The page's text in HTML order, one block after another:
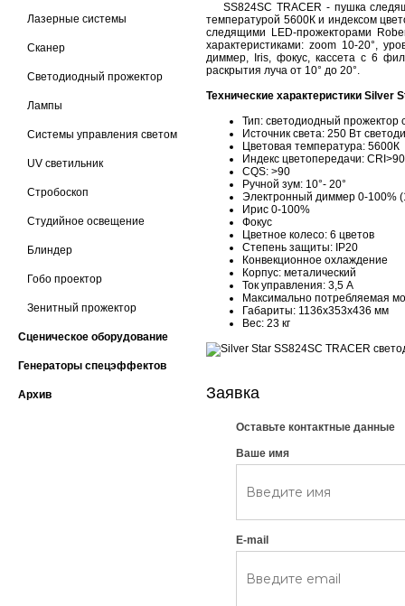
Лазерные системы
Сканер
Светодиодный прожектор
Лампы
Системы управления светом
UV светильник
Стробоскоп
Студийное освещение
Блиндер
Гобо проектор
Зенитный прожектор
Сценическое оборудование
Генераторы спецэффектов
Архив
SS824SC TRACER - пушка
температурой 5600К и индексом
следящими LED-прожекторами
характеристиками: zoom 10-20°,
диммер, Iris, фокус, кассета с 6
раскрытия луча от 10° до 20°.
Технические характеристики Silver
Тип: светодиодный прожектор
Источник света: 250 Вт
Цветовая температура: 5600К
Индекс цветопередачи: CRI>90
CQS: >90
Ручной зум: 10°- 20°
Электронный диммер 0-100%
Ирис 0-100%
Фокус
Цветное колесо: 6 цветов
Степень защиты: IP20
Конвекционное охлаждение
Корпус: металический
Ток управления: 3,5 А
Максимально потребляемая
Габариты: 1136х353х436 мм
Вес: 23 кг
Заявка
Оставьте контактные данные
Ваше имя
E-mail